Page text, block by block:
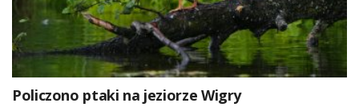
Policzono ptaki na jeziorze Wigry